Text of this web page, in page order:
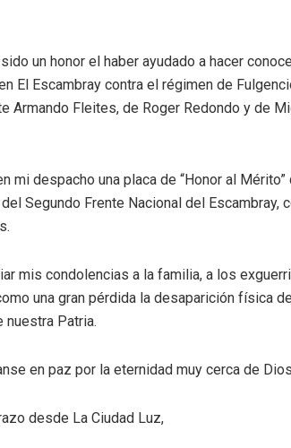
sido un honor el haber ayudado a hacer
El Escambray contra el régimen de
Armando Fleites, de Roger Redondo y de
mi despacho una placa de “Honor al
Segundo Frente Nacional del
mis condolencias a la familia, a los
una gran pérdida la desaparición física
nuestra Patria.
en paz por la eternidad muy cerca de
desde La Ciudad Luz,